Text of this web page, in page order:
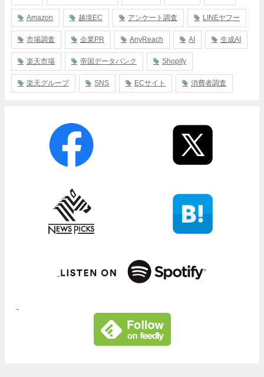
Amazon 越境EC アンケート調査 LINEヤフー
市場調査 企業PR AnyReach AI 生成AI
楽天市場 帝国データバンク Shopify
楽天グループ SNS ECサイト 消費者調査